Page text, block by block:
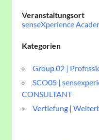
Veranstaltungsort
senseXperience
Kategorien
Group 02 |
SCO05 |
CONSULTANT
Vertiefung |